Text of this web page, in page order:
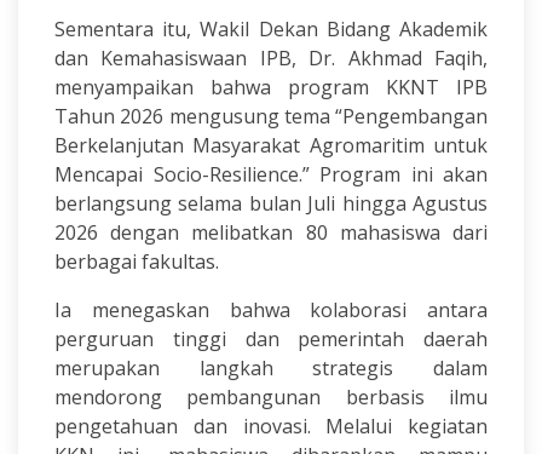
Sementara itu, Wakil Dekan Bidang Akademik
dan Kemahasiswaan IPB, Dr. Akhmad Faqih,
menyampaikan bahwa program KKNT IPB
Tahun 2026 mengusung tema “Pengembangan
Berkelanjutan Masyarakat Agromaritim untuk
Mencapai Socio-Resilience.” Program ini akan
berlangsung selama bulan Juli hingga Agustus
2026 dengan melibatkan 80 mahasiswa dari
berbagai fakultas.
Ia menegaskan bahwa kolaborasi antara
perguruan tinggi dan pemerintah daerah
merupakan langkah strategis dalam
mendorong pembangunan berbasis ilmu
pengetahuan dan inovasi. Melalui kegiatan